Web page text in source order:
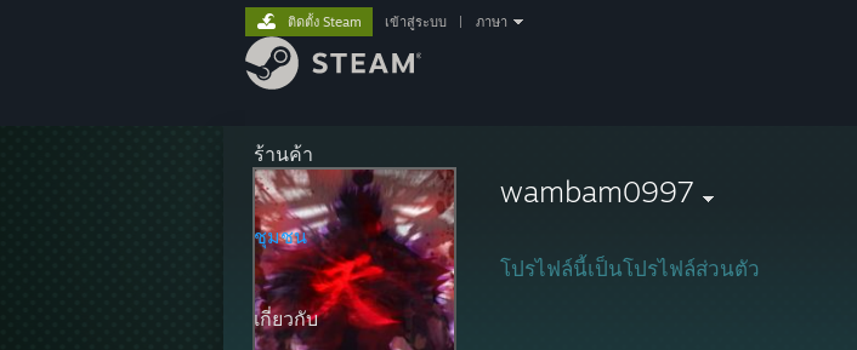
ร้านค้า
ชุมชน
เกี่ยวกับ
ติดตั้ง Steam เข้าสู่ระบบ ภาษา
wambam0997
โปรไฟล์นี้เป็นโปรไฟล์ส่วนตัว